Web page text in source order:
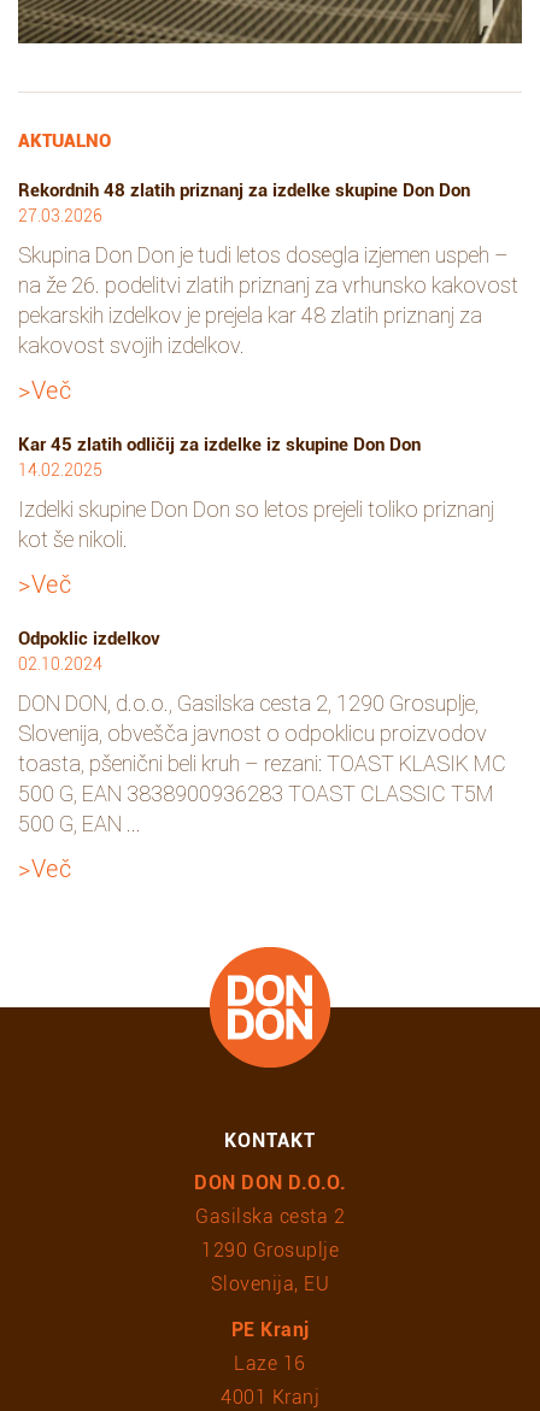
AKTUALNO
Rekordnih 48 zlatih priznanj za izdelke skupine Don Don
27.03.2026
Skupina Don Don je tudi letos dosegla izjemen uspeh –
na že 26. podelitvi zlatih priznanj za vrhunsko kakovost
pekarskih izdelkov je prejela kar 48 zlatih priznanj za
kakovost svojih izdelkov.
>Več
Kar 45 zlatih odličij za izdelke iz skupine Don Don
14.02.2025
Izdelki skupine Don Don so letos prejeli toliko priznanj
kot še nikoli.
>Več
Odpoklic izdelkov
02.10.2024
DON DON, d.o.o., Gasilska cesta 2, 1290 Grosuplje,
Slovenija, obvešča javnost o odpoklicu proizvodov
toasta, pšenični beli kruh – rezani: TOAST KLASIK MC
500 G, EAN 3838900936283 TOAST CLASSIC T5M
500 G, EAN ...
>Več
KONTAKT
DON DON D.O.O.
Gasilska cesta 2
1290 Grosuplje
Slovenija, EU
PE Kranj
Laze 16
4001 Kranj